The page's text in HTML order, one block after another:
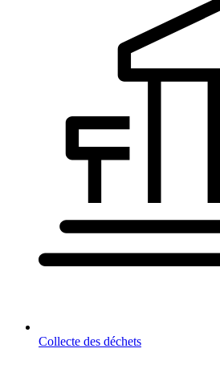
Collecte des déchets